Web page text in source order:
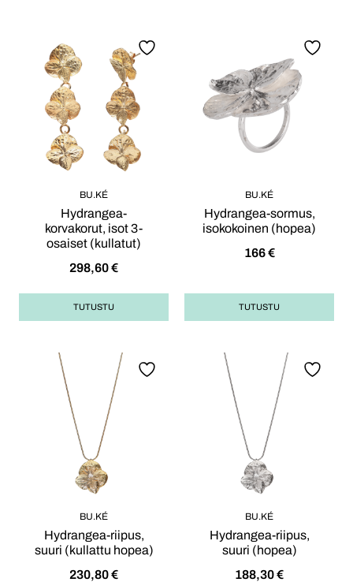
BU.KÉ
Hydrangea-
korvakorut, isot 3-
osaiset (kullatut)
298,60€
TUTUSTU
BU.KÉ
Hydrangea-sormus,
isokokoinen (hopea)
166€
TUTUSTU
BU.KÉ
Hydrangea-riipus,
suuri (kullattu hopea)
230,80€
BU.KÉ
Hydrangea-riipus,
suuri (hopea)
188,30€